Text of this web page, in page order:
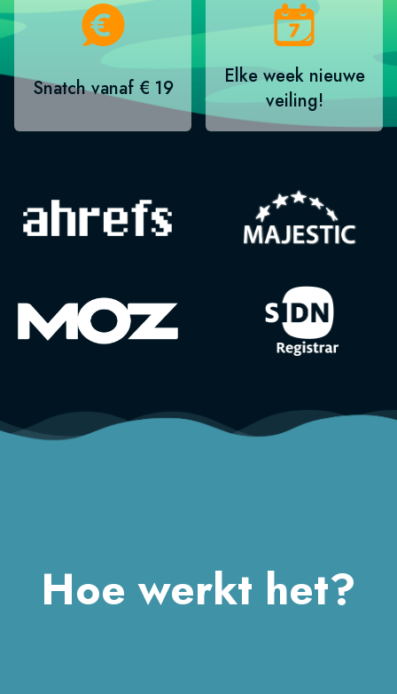
Snatch vanaf € 19
Elke week nieuwe
veiling!
Hoe werkt het?